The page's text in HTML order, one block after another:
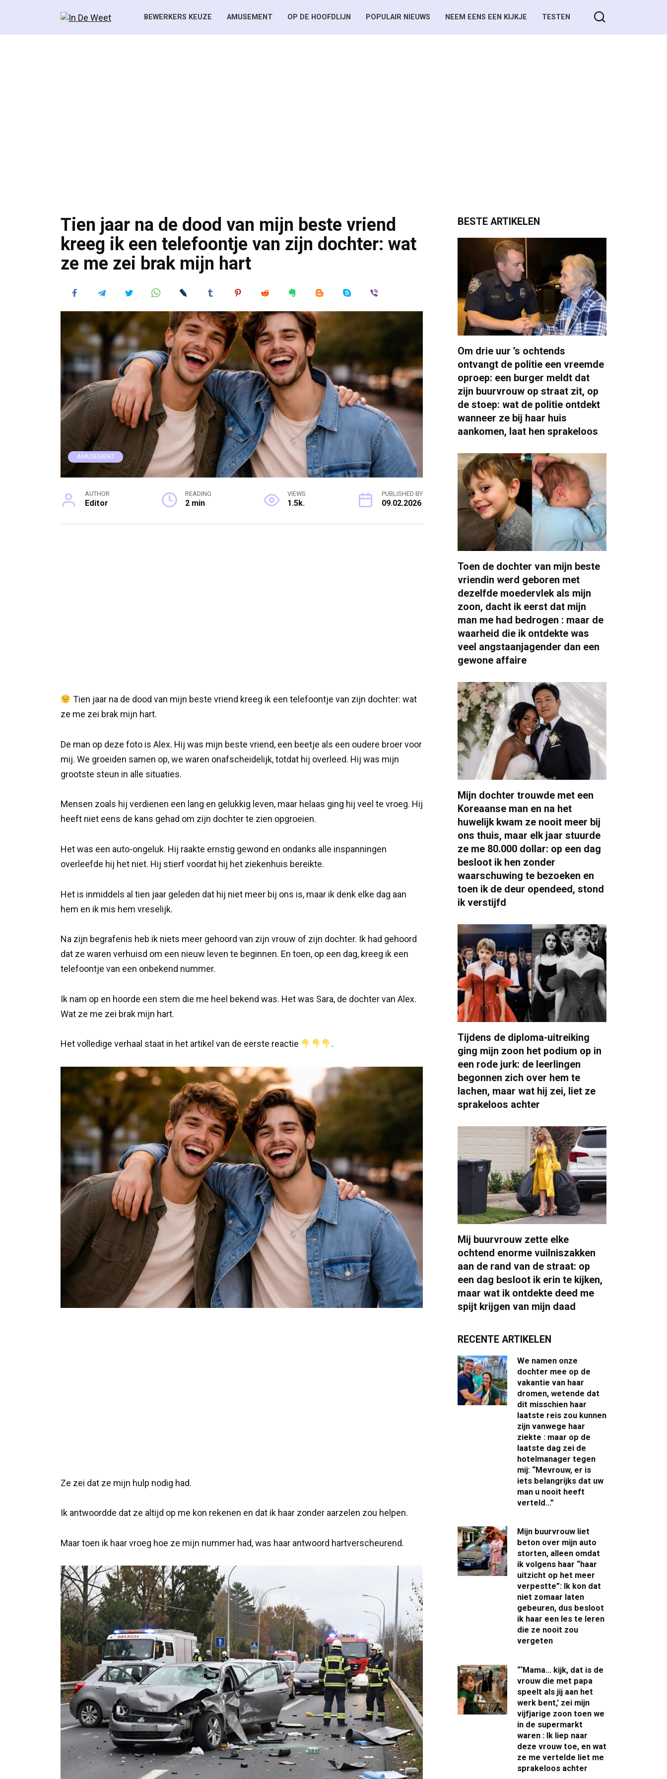
BEWERKERS KEUZE AMUSEMENT OP DE HOOFDLIJN POPULAIR NIEUWS NEEM EENS EEN KIJKJE TESTEN
Tien jaar na de dood van mijn beste vriend
kreeg ik een telefoontje van zijn dochter: wat
ze me zei brak mijn hart
AMUSEMENT
AUTHOR
Editor
READING
2 min
VIEWS
1.5k.
PUBLISHED BY
09.02.2026
Tien jaar na de dood van mijn beste vriend kreeg ik een telefoontje van zijn dochter: wat
ze me zei brak mijn hart.
De man op deze foto is Alex. Hij was mijn beste vriend, een beetje als een oudere broer voor
mij. We groeiden samen op, we waren onafscheidelijk, totdat hij overleed. Hij was mijn
grootste steun in alle situaties.
Mensen zoals hij verdienen een lang en gelukkig leven, maar helaas ging hij veel te vroeg. Hij
heeft niet eens de kans gehad om zijn dochter te zien opgroeien.
Het was een auto-ongeluk. Hij raakte ernstig gewond en ondanks alle inspanningen
overleefde hij het niet. Hij stierf voordat hij het ziekenhuis bereikte.
Het is inmiddels al tien jaar geleden dat hij niet meer bij ons is, maar ik denk elke dag aan
hem en ik mis hem vreselijk.
Na zijn begrafenis heb ik niets meer gehoord van zijn vrouw of zijn dochter. Ik had gehoord
dat ze waren verhuisd om een nieuw leven te beginnen. En toen, op een dag, kreeg ik een
telefoontje van een onbekend nummer.
Ik nam op en hoorde een stem die me heel bekend was. Het was Sara, de dochter van Alex.
Wat ze me zei brak mijn hart.
Het volledige verhaal staat in het artikel van de eerste reactie .
Ze zei dat ze mijn hulp nodig had.
Ik antwoordde dat ze altijd op me kon rekenen en dat ik haar zonder aarzelen zou helpen.
Maar toen ik haar vroeg hoe ze mijn nummer had, was haar antwoord hartverscheurend.
BESTE ARTIKELEN
Om drie uur ’s ochtends
ontvangt de politie een vreemde
oproep: een burger meldt dat
zijn buurvrouw op straat zit, op
de stoep: wat de politie ontdekt
wanneer ze bij haar huis
aankomen, laat hen sprakeloos
Toen de dochter van mijn beste
vriendin werd geboren met
dezelfde moedervlek als mijn
zoon, dacht ik eerst dat mijn
man me had bedrogen : maar de
waarheid die ik ontdekte was
veel angstaanjagender dan een
gewone affaire
Mijn dochter trouwde met een
Koreaanse man en na het
huwelijk kwam ze nooit meer bij
ons thuis, maar elk jaar stuurde
ze me 80.000 dollar: op een dag
besloot ik hen zonder
waarschuwing te bezoeken en
toen ik de deur opendeed, stond
ik verstijfd
Tijdens de diploma-uitreiking
ging mijn zoon het podium op in
een rode jurk: de leerlingen
begonnen zich over hem te
lachen, maar wat hij zei, liet ze
sprakeloos achter
Mij buurvrouw zette elke
ochtend enorme vuilniszakken
aan de rand van de straat: op
een dag besloot ik erin te kijken,
maar wat ik ontdekte deed me
spijt krijgen van mijn daad
RECENTE ARTIKELEN
We namen onze
dochter mee op de
vakantie van haar
dromen, wetende dat
dit misschien haar
laatste reis zou kunnen
zijn vanwege haar
ziekte : maar op de
laatste dag zei de
hotelmanager tegen
mij: “Mevrouw, er is
iets belangrijks dat uw
man u nooit heeft
verteld…”
Mijn buurvrouw liet
beton over mijn auto
storten, alleen omdat
ik volgens haar “haar
uitzicht op het meer
verpestte”: Ik kon dat
niet zomaar laten
gebeuren, dus besloot
ik haar een les te leren
die ze nooit zou
vergeten
“‘Mama… kijk, dat is de
vrouw die met papa
speelt als jij aan het
werk bent,’ zei mijn
vijfjarige zoon toen we
in de supermarkt
waren : Ik liep naar
deze vrouw toe, en wat
ze me vertelde liet me
sprakeloos achter